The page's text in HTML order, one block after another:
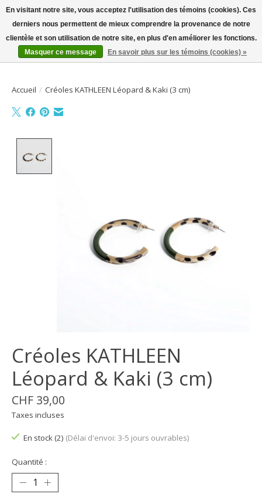
Bienvenue sur la boutique en ligne
Liste dePanier
Accueil / Créoles KATHLEEN Léopard & Kaki (3 cm)
Créoles KATHLEEN
Léopard & Kaki (3 cm)
CHF 39,00
Taxes incluses
En stock (2) (Délai d'envoi: 3-5 jours ouvrables)
Quantité :
En visitant notre site, vous acceptez l'utilisation des témoins (cookies). Ces
derniers nous permettent de mieux comprendre la provenance de notre
clientèle et son utilisation de notre site, en plus d'en améliorer les fonctions.
Masquer ce message
En savoir plus sur les témoins (cookies) »